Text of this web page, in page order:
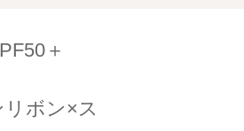
＋
ボン×ス